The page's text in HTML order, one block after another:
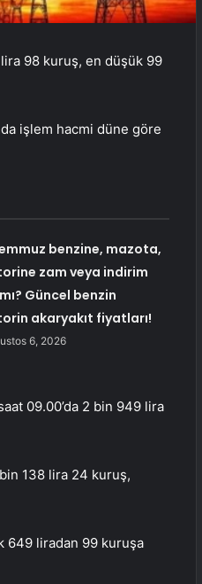
98 kuruş, en düşük 99
işlem hacmi düne göre
benzine, mazota,
zam veya indirim
Güncel benzin
akaryakıt fiyatları!
6, 2026
09.00’da 2 bin 949 lira
138 lira 24 kuruş,
649 liradan 99 kuruşa